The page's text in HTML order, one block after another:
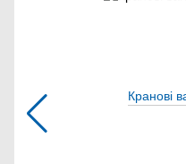
Кранові